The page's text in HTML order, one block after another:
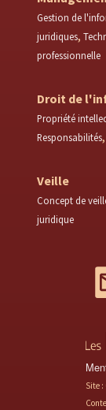
Gestion de
juridiques
professionnelle
Droit de
Propriété
Responsabilités
Veille
Concept de
juridique
Site